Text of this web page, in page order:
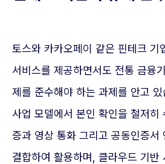
토스와 카카오페이 같은 핀테크 기
서비스를 제공하면서도 전통 금융
제를 준수해야 하는 과제를 안고 있
사업 모델에서 본인 확인을 철저히
증과 영상 통화 그리고 공동인증서
결합하여 활용하며, 클라우드 기반